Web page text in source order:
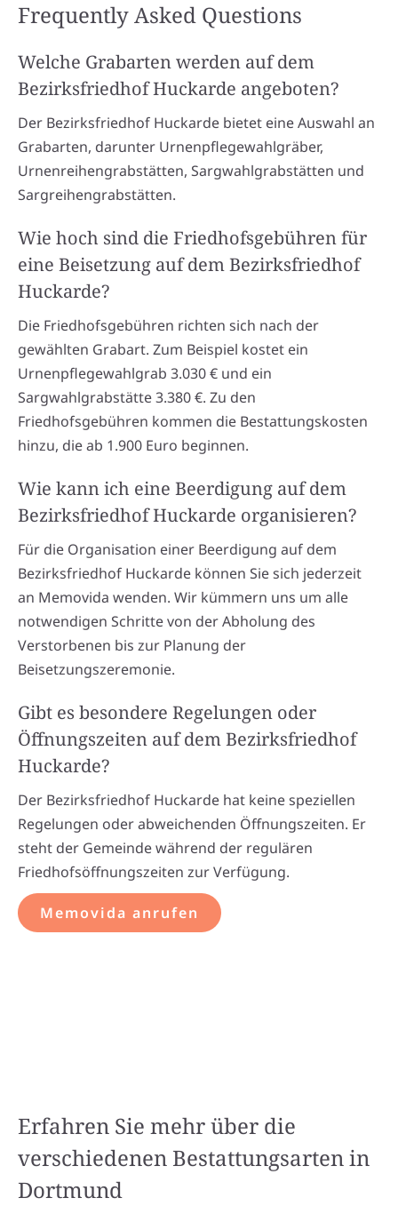
Frequently Asked Questions
Welche Grabarten werden auf dem
Bezirksfriedhof Huckarde angeboten?
Der Bezirksfriedhof Huckarde bietet eine Auswahl an
Grabarten, darunter Urnenpflegewahlgräber,
Urnenreihengrabstätten, Sargwahlgrabstätten und
Sargreihengrabstätten.
Wie hoch sind die Friedhofsgebühren für
eine Beisetzung auf dem Bezirksfriedhof
Huckarde?
Die Friedhofsgebühren richten sich nach der
gewählten Grabart. Zum Beispiel kostet ein
Urnenpflegewahlgrab 3.030 € und ein
Sargwahlgrabstätte 3.380 €. Zu den
Friedhofsgebühren kommen die Bestattungskosten
hinzu, die ab 1.900 Euro beginnen.
Wie kann ich eine Beerdigung auf dem
Bezirksfriedhof Huckarde organisieren?
Für die Organisation einer Beerdigung auf dem
Bezirksfriedhof Huckarde können Sie sich jederzeit
an Memovida wenden. Wir kümmern uns um alle
notwendigen Schritte von der Abholung des
Verstorbenen bis zur Planung der
Beisetzungszeremonie.
Gibt es besondere Regelungen oder
Öffnungszeiten auf dem Bezirksfriedhof
Huckarde?
Der Bezirksfriedhof Huckarde hat keine speziellen
Regelungen oder abweichenden Öffnungszeiten. Er
steht der Gemeinde während der regulären
Friedhofsöffnungszeiten zur Verfügung.
Memovida anrufen
Erfahren Sie mehr über die
verschiedenen Bestattungsarten in
Dortmund